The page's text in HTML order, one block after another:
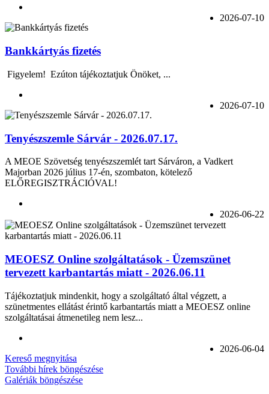
2026-07-10
Bankkártyás fizetés
Figyelem! Ezúton tájékoztatjuk Önöket, ...
2026-07-10
Tenyészszemle Sárvár - 2026.07.17.
A MEOE Szövetség tenyészszemlét tart Sárváron, a Vadkert
Majorban 2026 július 17-én, szombaton, kötelező
ELŐREGISZTRÁCIÓVAL!
2026-06-22
MEOESZ Online szolgáltatások - Üzemszünet
tervezett karbantartás miatt - 2026.06.11
Tájékoztatjuk mindenkit, hogy a szolgáltató által végzett, a
szünetmentes ellátást érintő karbantartás miatt a MEOESZ online
szolgáltatásai átmenetileg nem lesz...
2026-06-04
Kereső megnyitása
További hírek böngészése
Galériák böngészése